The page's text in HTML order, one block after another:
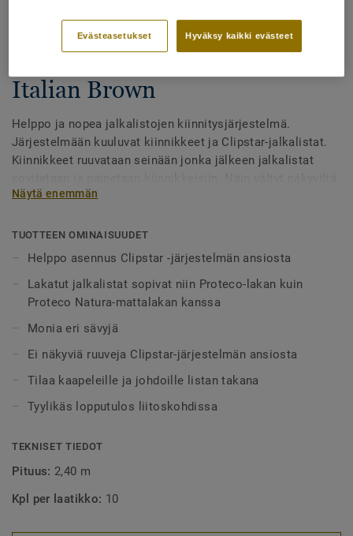
Tarvikkeet puulattioille -
Jalkalistat - Clipstar - Tammi
Italian Brown
Helppo ja nopea jalkalistojen kiinnitysjärjestelmä.
Järjestelmään kuuluvat kiinnikkeet ja Clipstar-jalkalistat.
Kiinnikkeet ruuvataan seinään jonka jälkeen jalkalistat
ruuveilta. Listojen taakse jää tilaa kaapeleille ja johdoille.
Lista voidaan ruuvata, naulata tai liimata. Lakattu pinta
mattalakalle. Koska puu on luonnontuote, voi tuotteissa
esiintyä hieman eroja värissä ja rakenteessa.
Näytä enemmän
TUOTTEEN OMINAISUUDET
Helppo asennus Clipstar -järjestelmän ansiosta
Lakatut jalkalistat sopivat niin Proteco-lakan kuin
Proteco Natura-mattalakan kanssa
Monia eri sävyjä
Ei näkyviä ruuveja Clipstar-järjestelmän ansiosta
Tilaa kaapeleille ja johdoille listan takana
Tyylikäs lopputulos liitoskohdissa
TEKNISET TIEDOT
Pituus: 2,40 m
Kpl per laatikko: 10
Hyväksy kaikki evästeet
Evästeasetukset